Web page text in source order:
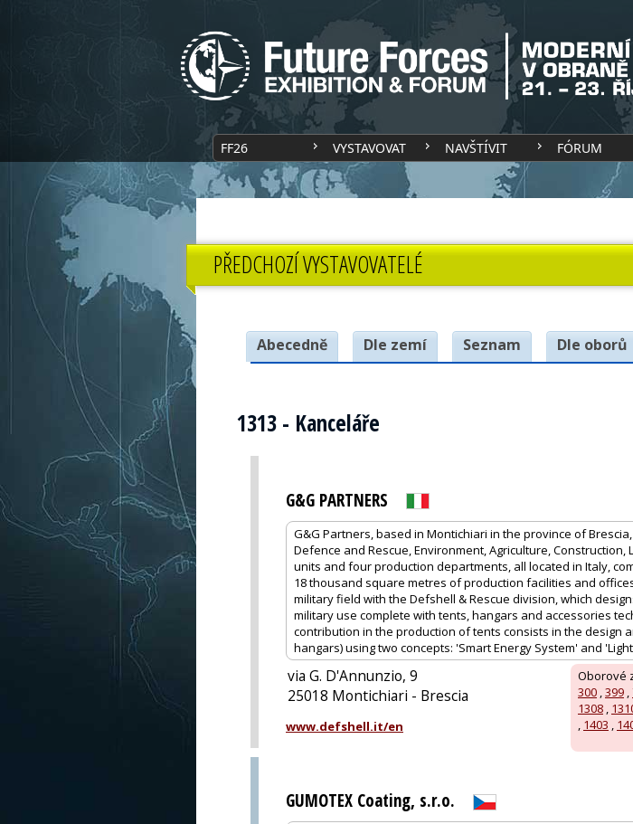
FF26 VYSTAVOVAT NAVŠTÍVIT FÓRUM
PŘEDCHOZÍ VYSTAVOVATELÉ
Abecedně Dle zemí Seznam Dle oborů
1313 - Kanceláře
G&G PARTNERS
G&G Partners, based in Montichiari in the province of
Defence and Rescue, Environment, Agriculture,
units and four production departments, all located in Italy,
18 thousand square metres of production facilities and
military field with the Defshell & Rescue division, which
military use complete with tents, hangars and accessories
contribution in the production of tents consists in the
hangars) using two concepts: 'Smart Energy System' and
Oborové
300 ,399 ,
1308 ,
, 1403 ,
via G. D'Annunzio, 9
25018 Montichiari - Brescia
www.defshell.it/en
GUMOTEX Coating, s.r.o.